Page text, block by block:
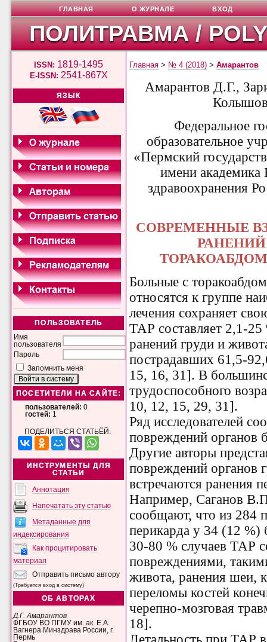
ПОЛИТРАВМА /
ISSN: 1819-1495
E-ISSN: 2541-867X
ЯЗЫК
ПОЛЬЗОВАТЕЛЬ
Имя
пользователя
Пароль
Запомнить меня
ПОСЕТИТЕЛИ НА САЙТЕ:
пользователей: 0
гостей: 1
ПОДЕЛИТЬСЯ СТАТЬЁЙ:
ИНСТРУМЕНТЫ ДЛЯ
СТАТЬИ
Аннотация
Напечатать эту статью
Метаданные для
индексирования
Как процитировать
материал
Отправить письмо автору
(Требуется вход в систему)
ОБ АВТОРАХ
Д.Г. Амарантов
ФГБОУ ВО ПГМУ им. ак. Е.А.
Вагнера Минздрава России, г.
Пермь
ГЛАВНАЯ О ЖУРНАЛЕ ВХОД
Главная > № 4 (2018) >Амарантов
Амарантов Д.Г.,
Федеральное
образовательное
«Пермский
имени академика
здравоохранения
СОВРЕМЕННЫЕ
Больные с
относятся к группе
лечения сохраняет
ТАР составляет 2,1-
ранений груди и
пострадавших 61,5-
15, 16, 31]. В
трудоспособного
10, 12, 15, 29, 31].
Ряд исследователей
повреждений
Другие авторы
повреждений органов
встречаются ранения
Например, Саганов
сообщают, что из 284
перикарда у 34 (12
30-80 % случаев ТАР
повреждениями,
живота, ранения шеи,
переломы костей
черепно-мозговая
18].